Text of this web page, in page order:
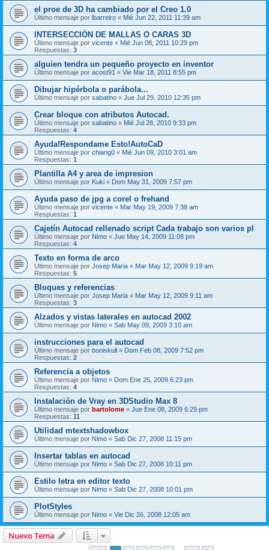
el proe de 3D ha cambiado por el Creo 1.0
Último mensaje por lbarreiro « Mié Jun 22, 2011 11:39 am
INTERSECCIÓN DE MALLAS O CARAS 3D
Último mensaje por vicente « Mié Jun 08, 2011 10:29 pm
Respuestas: 3
alguien tendra un pequeño proyecto en inventor
Último mensaje por acost91 « Vie Mar 18, 2011 8:55 pm
Dibujar hipérbola o parábola...
Último mensaje por sabatino « Jue Jul 29, 2010 12:35 pm
Crear bloque con atributos Autocad.
Último mensaje por sabatino « Mié Jul 28, 2010 9:33 pm
Respuestas: 4
Ayuda!Respondame Esto!AutoCaD
Último mensaje por chiang0 « Mié Jun 09, 2010 3:01 am
Respuestas: 1
Plantilla A4 y area de impresion
Último mensaje por Kuki « Dom May 31, 2009 7:57 pm
Ayuda paso de jpg a corel o frehand
Último mensaje por vicente « Mar May 19, 2009 7:38 am
Respuestas: 1
Cajetín Autocad rellenado script Cada trabajo son varios pl
Último mensaje por Nimo « Jue May 14, 2009 11:08 pm
Respuestas: 4
Texto en forma de arco
Último mensaje por Josep Maria « Mar May 12, 2009 9:19 am
Respuestas: 5
Bloques y referencias
Último mensaje por Josep Maria « Mar May 12, 2009 9:11 am
Respuestas: 3
Alzados y vistas laterales en autocad 2002
Último mensaje por Nimo « Sab May 09, 2009 3:10 am
instrucciones para el autocad
Último mensaje por boniskull « Dom Feb 08, 2009 7:52 pm
Respuestas: 2
Referencia a objetos
Último mensaje por Nimo « Dom Ene 25, 2009 6:23 pm
Respuestas: 4
Instalación de Vray en 3DStudio Max 8
Último mensaje por bartolome « Jue Ene 08, 2009 6:29 pm
Respuestas: 11
Utilidad mtextshadowbox
Último mensaje por Nimo « Sab Dic 27, 2008 11:15 pm
Insertar tablas en autocad
Último mensaje por Nimo « Sab Dic 27, 2008 10:11 pm
Estilo letra en editor texto
Último mensaje por Nimo « Sab Dic 27, 2008 10:01 pm
PlotStyles
Último mensaje por Nimo « Vie Dic 26, 2008 12:05 am
Nuevo Tema